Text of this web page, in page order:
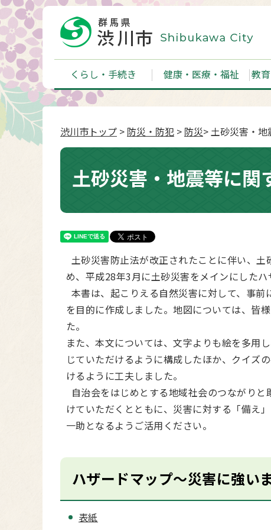
くらし・手続き 健康・医療・福祉 教
渋川市トップ > 防災・防犯 > 防災> 土砂災害・
土砂災害・地震等に関
土砂災害防止法が改正されたことに伴い、
め、平成28年3月に土砂災害をメインにしたハ
本書は、起こりえる自然災害に対して、事
を目的に作成しました。地図については、皆
た。
また、本文については、文字よりも絵を多用
じていただけるように構成したほか、クイズ
けるように工夫しました。
自治会をはじめとする地域社会のつながり
けていただくとともに、災害に対する「備え
一助となるようご活用ください。
ハザードマップ～災害に強い
表紙